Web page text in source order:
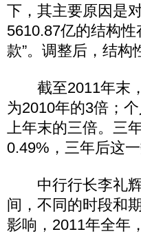
下，其主要原因是
5610.87亿的结构性
款”。调整后，结构
截至2011年末，
为2010年的3倍；
上年末的三倍。三
0.49%，三年后这
中行行长李礼辉
间，不同的时段和
影响，2011年全年